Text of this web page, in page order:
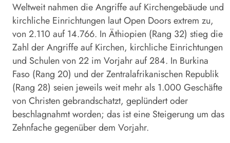
Weltweit nahmen die Angriffe auf Kirchengebäude und
kirchliche Einrichtungen laut Open Doors extrem zu,
von 2.110 auf 14.766. In Äthiopien (Rang 32) stieg die
Zahl der Angriffe auf Kirchen, kirchliche Einrichtungen
und Schulen von 22 im Vorjahr auf 284. In Burkina
Faso (Rang 20) und der Zentralafrikanischen Republik
(Rang 28) seien jeweils weit mehr als 1.000 Geschäfte
von Christen gebrandschatzt, geplündert oder
beschlagnahmt worden; das ist eine Steigerung um das
Zehnfache gegenüber dem Vorjahr.